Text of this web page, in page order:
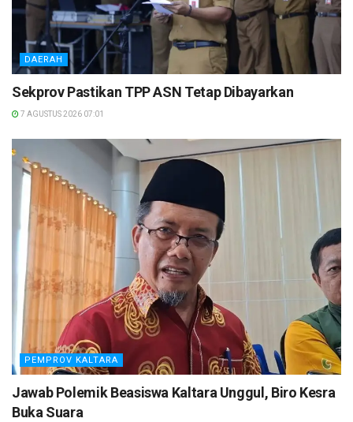
DAERAH
Sekprov Pastikan TPP ASN Tetap Dibayarkan
7 AGUSTUS 2026 07:01
PEMPROV KALTARA
Jawab Polemik Beasiswa Kaltara Unggul, Biro Kesra
Buka Suara